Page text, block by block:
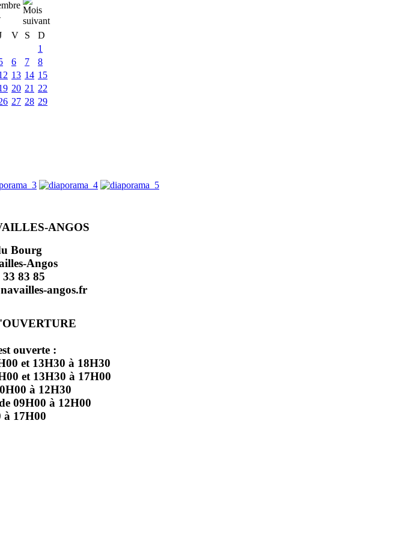
V S
D
1
6 7
8
13 14 15
20 21 22
27 28 29
ANGOS
Bourg
Angos
83 85
angos.fr
ouverte :
et 13H30 à 18H30
et 13H30 à 17H00
à 12H30
09H00 à 12H00
à 17H00